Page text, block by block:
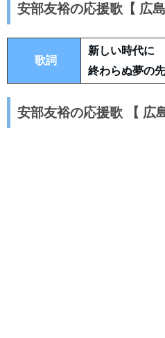
安部友裕の応援歌【 広
歌詞
新しい時代に
終わらぬ夢の
安部友裕の応援歌 【 広